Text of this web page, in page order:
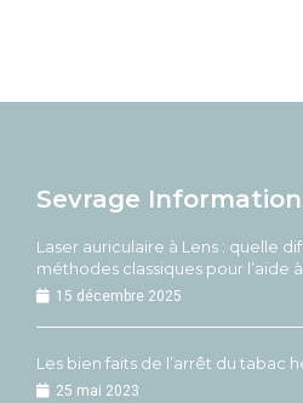
Sevrage
Laser auriculaire à Lens : quelle
méthodes classiques pour l’aide
15 décembre 2025
Les bien faits de l’arrêt du tabac
25 mai 2023